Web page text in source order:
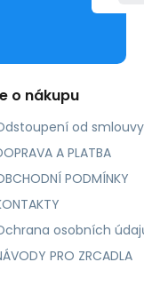
o nákupu
od smlouvy
A PLATBA
PODMÍNKY
osobních
PRO ZRCADLA